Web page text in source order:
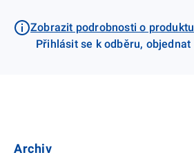
Zobrazit podrobnosti o produktu
Přihlásit se k odběru, objednat
Archiv